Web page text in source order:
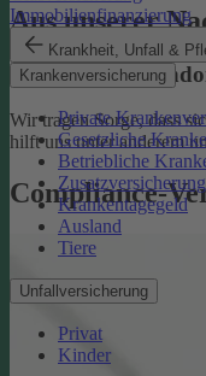
Immobilienfinanzierung
Krankheit, Unfall &
Krankenversicherung
Private
Gesetzliche
Betriebliche
Krankentagegeld
Ausland
Tiere
Unfallversicherung
Privat
Kinder
Aus unserer
Nachhaltige
Wir tragen Sorge, dass
hilft uns unter anderem
Compliance-